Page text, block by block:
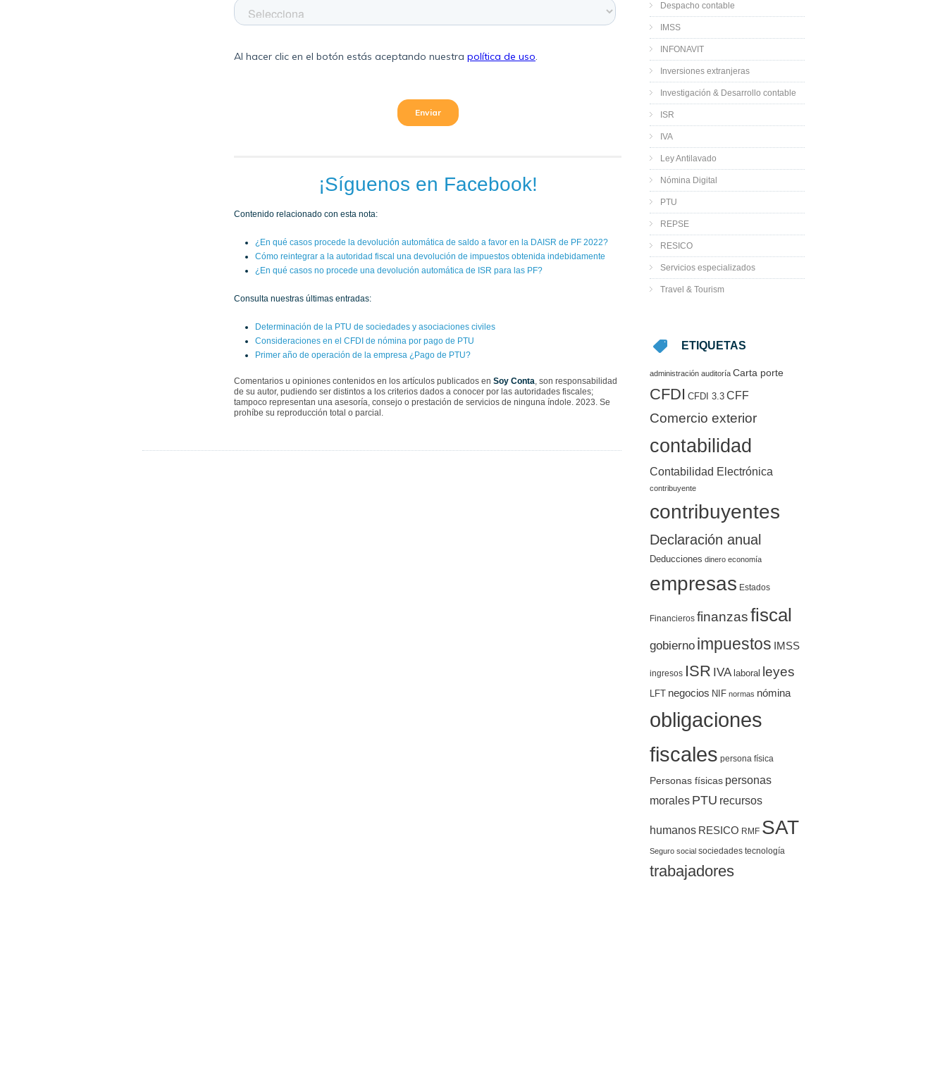
¡Síguenos en Facebook!
Contenido relacionado con esta nota:
¿En qué casos procede la devolución automática de saldo a favor en la DAISR de PF 2022?
Cómo reintegrar a la autoridad fiscal una devolución de impuestos obtenida indebidamente
¿En qué casos no procede una devolución automática de ISR para las PF?
Consulta nuestras últimas entradas:
Determinación de la PTU de sociedades y asociaciones civiles
Consideraciones en el CFDI de nómina por pago de PTU
Primer año de operación de la empresa ¿Pago de PTU?
Comentarios u opiniones contenidos en los artículos publicados en Soy Conta, son responsabilidad
de su autor, pudiendo ser distintos a los criterios dados a conocer por las autoridades fiscales;
tampoco representan una asesoría, consejo o prestación de servicios de ninguna índole. 2023. Se
prohíbe su reproducción total o parcial.
Despacho contable
IMSS
INFONAVIT
Inversiones extranjeras
Investigación & Desarrollo contable
ISR
IVA
Ley Antilavado
Nómina Digital
PTU
REPSE
RESICO
Servicios especializados
Travel & Tourism
ETIQUETAS
administración auditoría Carta porte
CFDI CFDI 3.3 CFF
Comercio exterior
contabilidad
Contabilidad Electrónica
contribuyente
contribuyentes
Declaración anual
Deducciones dinero economía
empresas Estados
Financieros finanzasfiscal
gobierno impuestos IMSS
ingresos ISR IVA laboral leyes
LFT negocios NIF normas nómina
obligaciones
fiscales persona física
Personas físicas personas
morales PTU recursos
humanos RESICO RMF SAT
Seguro social sociedades tecnología
trabajadores